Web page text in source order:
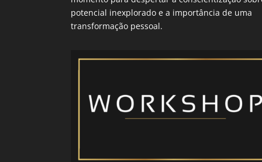
potencial inexplorado e a importância de uma
transformação pessoal.